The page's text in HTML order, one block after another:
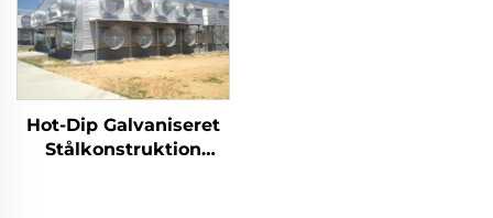
Hot-Dip Galvaniseret
Stålkonstruktion